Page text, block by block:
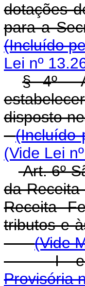
dotações
para a
(Incluído
Lei nº
§ 4ºA
disposto
(Incluído
(Vide Lei
Art. 6º
da
Receita
tributos
(Vide
I
Provisória